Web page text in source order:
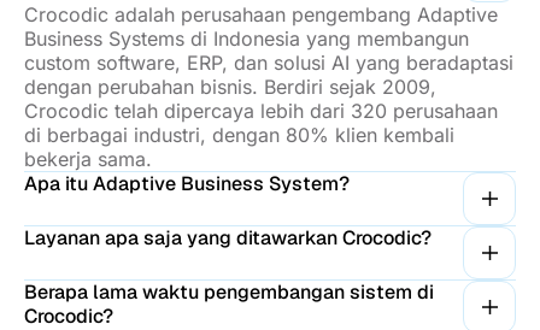
Crocodic adalah perusahaan pengembang Adaptive
Business Systems di Indonesia yang membangun
custom software, ERP, dan solusi AI yang beradaptasi
dengan perubahan bisnis. Berdiri sejak 2009,
Crocodic telah dipercaya lebih dari 320 perusahaan
di berbagai industri, dengan 80% klien kembali
bekerja sama.
Apa itu Adaptive Business System?
Layanan apa saja yang ditawarkan Crocodic?
Berapa lama waktu pengembangan sistem di
Crocodic?